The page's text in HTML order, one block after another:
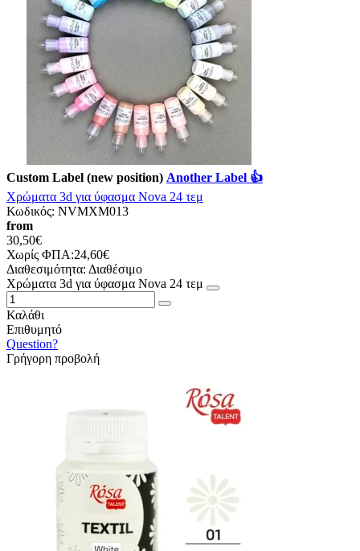
Custom Label (new position) Another Label 👍
Χρώματα 3d για ύφασμα Nova 24 τεμ
Κωδικός: NVMXM013
from
30,50€
Χωρίς ΦΠΑ:24,60€
Διαθεσιμότητα: Διαθέσιμο
Χρώματα 3d για ύφασμα Nova 24 τεμ
Καλάθι
Επιθυμητό
Question?
Γρήγορη προβολή